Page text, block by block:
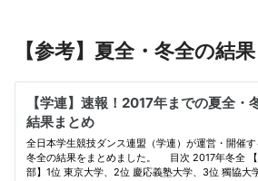
【参考】夏全・冬全の結